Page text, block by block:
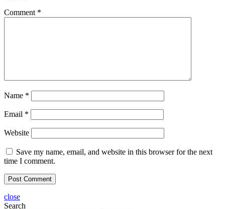
Comment *
Name *
Email *
Website
Save my name, email, and website in this browser for the next
time I comment.
close
Search